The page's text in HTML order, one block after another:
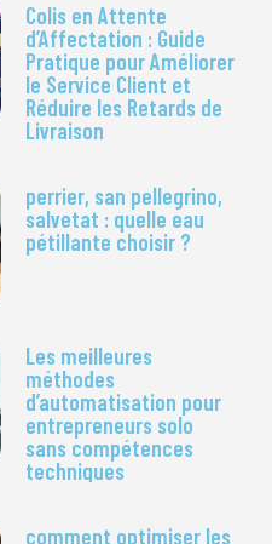
Colis en Attente
d’Affectation : Guide
Pratique pour Améliorer
le Service Client et
Réduire les Retards de
Livraison
perrier, san pellegrino,
salvetat : quelle eau
pétillante choisir ?
Les meilleures
méthodes
d’automatisation pour
entrepreneurs solo
sans compétences
techniques
comment optimiser les